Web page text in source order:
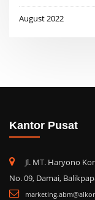
August 2022
Kantor Pusat
Jl. MT. Haryono
No. 09, Damai,